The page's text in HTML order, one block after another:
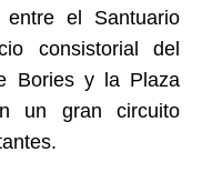
entre el Santuario
consistorial del
Bories y la Plaza
un gran circuito